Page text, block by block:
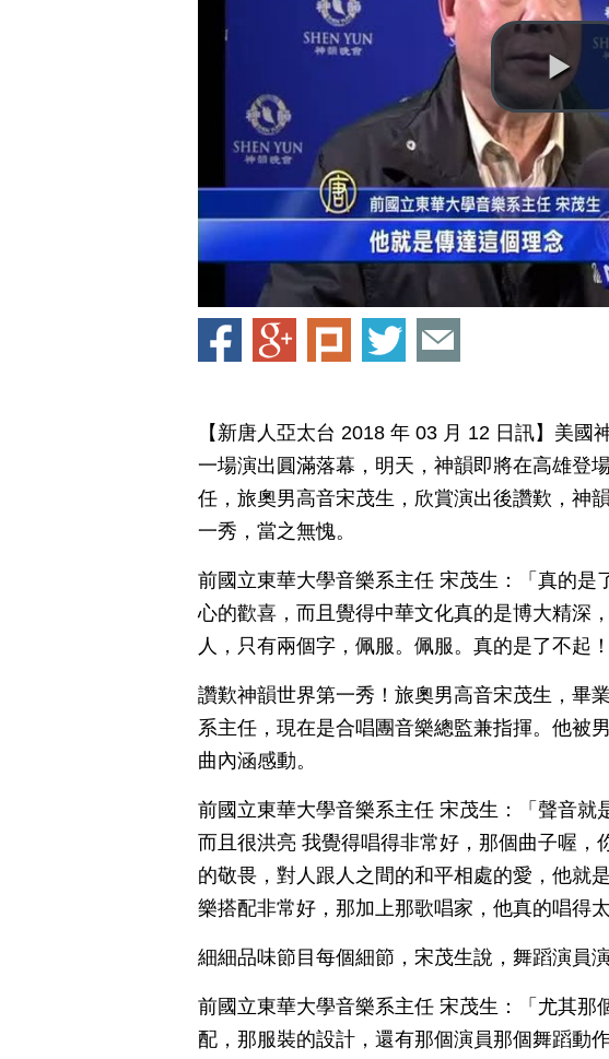
【新唐人亞太台 2018 年 03 月 12 日訊】美國
一場演出圓滿落幕，明天，神韻即將在高雄登
任，旅奧男高音宋茂生，欣賞演出後讚歎，神
一秀，當之無愧。
前國立東華大學音樂系主任 宋茂生：「真的是
心的歡喜，而且覺得中華文化真的是博大精深
人，只有兩個字，佩服。佩服。真的是了不起！
讚歎神韻世界第一秀！旅奧男高音宋茂生，畢
系主任，現在是合唱團音樂總監兼指揮。他被
曲內涵感動。
前國立東華大學音樂系主任 宋茂生：「聲音就
而且很洪亮 我覺得唱得非常好，那個曲子喔，
的敬畏，對人跟人之間的和平相處的愛，他就
樂搭配非常好，那加上那歌唱家，他真的唱得
細細品味節目每個細節，宋茂生說，舞蹈演員
前國立東華大學音樂系主任 宋茂生：「尤其那
配，那服裝的設計，還有那個演員那個舞蹈動